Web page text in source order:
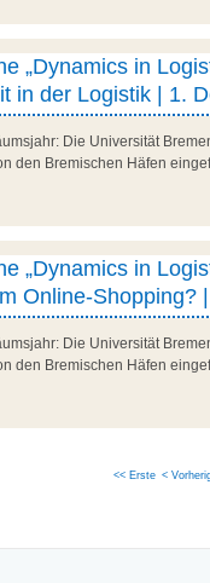
„Dynamics in
in der Logistik | 1.
Die Universität
den Bremischen Häfen
„Dynamics in
Online-Shopping?
Die Universität
den Bremischen Häfen
<< Erste <